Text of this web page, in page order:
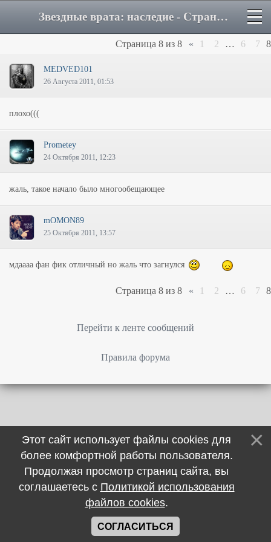
Звездные врата: наследие - Страница 8 - Форум
Страница 8 из 8 « 1 2 … 6 7 8
MEDVED101
26 Августа 2011, 01:53
плохо(((
Prometey
24 Октября 2011, 12:23
жаль, такое начало было многообещающее
mOMON89
25 Октября 2011, 13:57
мдаааа фан фик отличный но жаль что загнулся
Страница 8 из 8 « 1 2 … 6 7 8
Перейти к ленте сообщений
Правила форума
Этот сайт использует файлы cookies для
более комфортной работы пользователя.
Продолжая просмотр страниц сайта, вы
соглашаетесь с Политикой использования
файлов cookies.
СОГЛАСИТЬСЯ